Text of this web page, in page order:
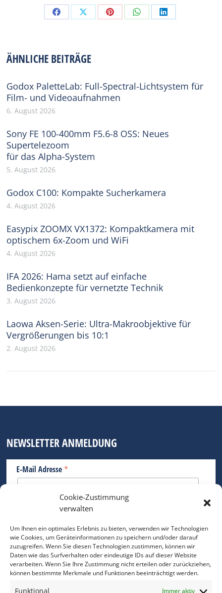
Cookie-Zustimmung
verwalten
Um Ihnen ein optimales Erlebnis zu bieten, verwenden wir Technologien
wie Cookies, um Geräteinformationen zu speichern und/oder darauf
zuzugreifen. Wenn Sie diesen Technologien zustimmen, können wir
Daten wie das Surfverhalten oder eindeutige IDs auf dieser Website
verarbeiten. Wenn Sie Ihre Zustimmung nicht erteilen oder zurückziehen,
können bestimmte Merkmale und Funktionen beeinträchtigt werden.
Funktional Immer aktiv
Share Share Share Share Share
ÄHNLICHE BEITRÄGE
Godox PaletteLab: Full-Spectral-Lichtsystem für
Film- und Videoaufnahmen
6. August 2026
Sony FE 100-400mm F5.6-8 OSS: Neues
Supertelezoom
für das Alpha-System
5. August 2026
Godox C100: Kompakte Sucherkamera
4. August 2026
Easypix ZOOMX VX1372: Kompaktkamera mit
optischem 6x-Zoom und WiFi
4. August 2026
IFA 2026: Hama setzt auf einfache
Bedienkonzepte für vernetzte Technik
3. August 2026
Laowa Aksen-Serie: Ultra-Makroobjektive für
Vergrößerungen bis 10:1
2. August 2026
NEWSLETTER ANMELDUNG
E-Mail Adresse *
Bitte geben Sie Ihre E-Mail Adresse ein.
*